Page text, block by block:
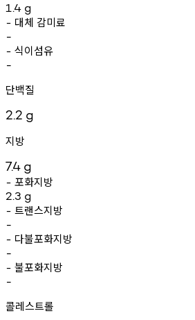
1.4 g
- 대체 감미료
-
- 식이섬유
-
단백질
2.2 g
지방
7.4 g
- 포화지방
2.3 g
- 트랜스지방
-
- 다불포화지방
-
- 불포화지방
-
콜레스트롤